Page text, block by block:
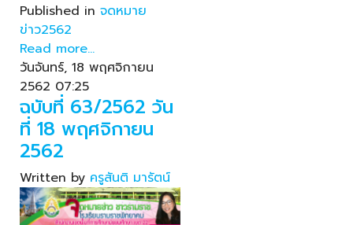
Published in จดหมาย
ข่าว2562
Read more...
วันจันทร์, 18 พฤศจิกายน
2562 07:25
ฉบับที่ 63/2562 วัน
ที่ 18 พฤศจิกายน
2562
Written by ครูสันติ มารัตน์